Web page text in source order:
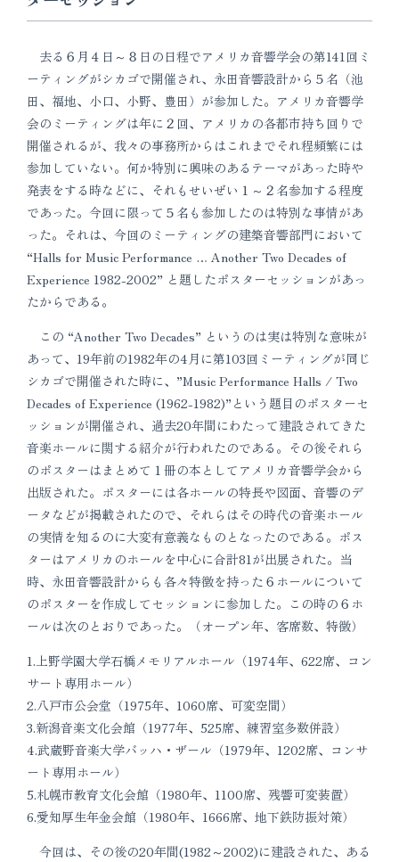
去る６月４日～８日の日程でアメリカ音響学会の第141回ミ
ーティングがシカゴで開催され、永田音響設計から５名（池
田、福地、小口、小野、豊田）が参加した。アメリカ音響学
会のミーティングは年に２回、アメリカの各都市持ち回りで
開催されるが、我々の事務所からはこれまでそれ程頻繁には
参加していない。何か特別に興味のあるテーマがあった時や
発表をする時などに、それもせいぜい１～２名参加する程度
であった。今回に限って５名も参加したのは特別な事情があ
った。それは、今回のミーティングの建築音響部門において
“Halls for Music Performance … Another Two Decades of
Experience 1982-2002” と題したポスターセッションがあっ
たからである。
この “Another Two Decades” というのは実は特別な意味が
あって、19年前の1982年の4月に第103回ミーティングが同じ
シカゴで開催された時に、”Music Performance Halls / Two
Decades of Experience (1962-1982)”という題目のポスターセ
ッションが開催され、過去20年間にわたって建設されてきた
音楽ホールに関する紹介が行われたのである。その後それら
のポスターはまとめて１冊の本としてアメリカ音響学会から
出版された。ポスターには各ホールの特長や図面、音響のデ
ータなどが掲載されたので、それらはその時代の音楽ホール
の実情を知るのに大変有意義なものとなったのである。ポス
ターはアメリカのホールを中心に合計81が出展された。当
時、永田音響設計からも各々特徴を持った６ホールについて
のポスターを作成してセッションに参加した。この時の６ホ
ールは次のとおりであった。（オープン年、客席数、特徴）
1.上野学園大学石橋メモリアルホール（1974年、622席、コン
サート専用ホール）
2.八戸市公会堂（1975年、1060席、可変空間）
3.新潟音楽文化会館（1977年、525席、練習室多数併設）
4.武蔵野音楽大学バッハ・ザール（1979年、1202席、コンサ
ート専用ホール）
5.札幌市教育文化会館（1980年、1100席、残響可変装置）
6.愛知厚生年金会館（1980年、1666席、地下鉄防振対策）
今回は、その後の20年間(1982～2002)に建設された、ある